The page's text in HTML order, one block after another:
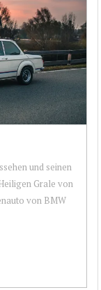
und seinen
Grale von
von BMW